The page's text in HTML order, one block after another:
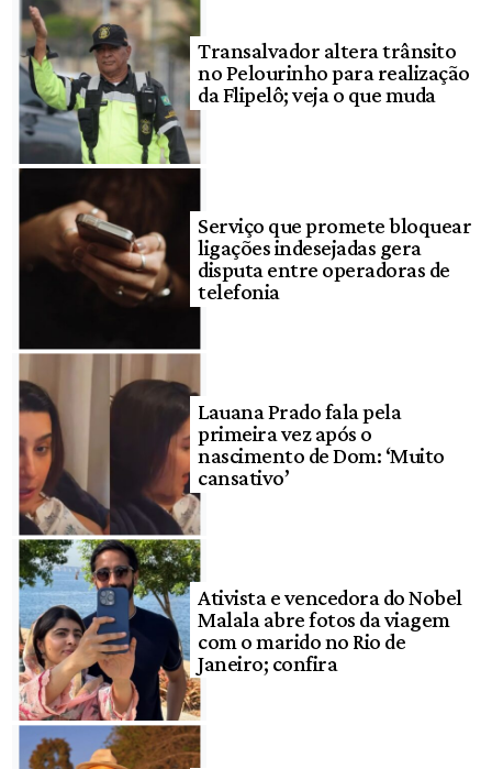
Transalvador altera trânsito
no Pelourinho para realização
da Flipelô; veja o que muda
Serviço que promete bloquear
ligações indesejadas gera
disputa entre operadoras de
telefonia
Lauana Prado fala pela
primeira vez após o
nascimento de Dom: ‘Muito
cansativo’
Ativista e vencedora do Nobel
Malala abre fotos da viagem
com o marido no Rio de
Janeiro; confira